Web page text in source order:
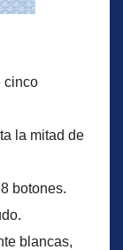
cinco
la mitad de
botones.
blancas,